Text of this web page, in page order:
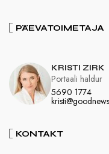
PÄEVATOIMETAJA
KRISTI ZIRK
5690 1774
Portaali haldur
KONTAKT